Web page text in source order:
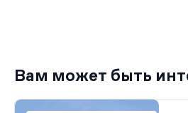
Вам может быть